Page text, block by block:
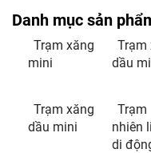
Danh mục sản
Trạm xăng
mini
Trạm
dầu
Trạm xăng
dầu mini
Trạm
nhiên
di